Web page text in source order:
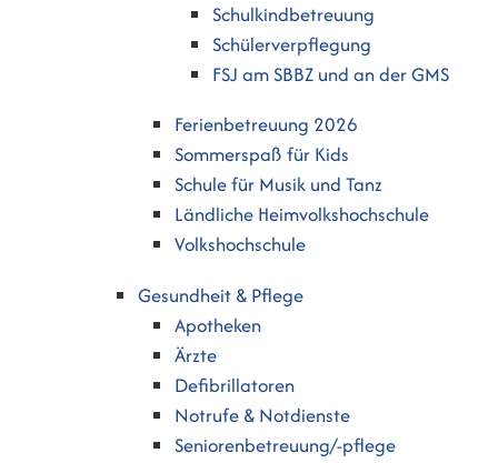
Schulkindbetreuung
Schülerverpflegung
FSJ am SBBZ und an der GMS
Ferienbetreuung 2026
Sommerspaß für Kids
Schule für Musik und Tanz
Ländliche Heimvolkshochschule
Volkshochschule
Gesundheit & Pflege
Apotheken
Ärzte
Defibrillatoren
Notrufe & Notdienste
Seniorenbetreuung/-pflege